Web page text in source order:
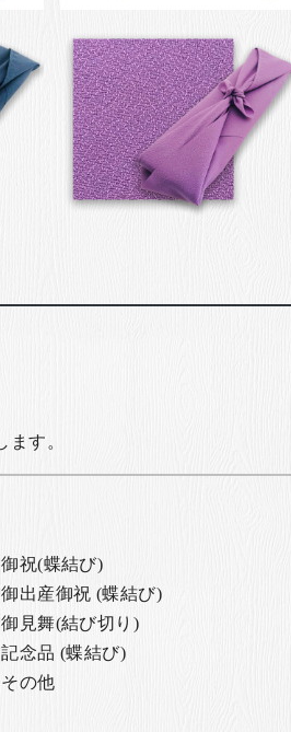
す。
御祝(蝶結び)
御出産御祝 (蝶結び)
御見舞(結び切り)
記念品 (蝶結び)
その他